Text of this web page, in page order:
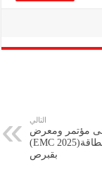
التالي
فى مؤتمر ومعرض
شرق المتوسط للطاقة(EMC 2025)
بقبرص